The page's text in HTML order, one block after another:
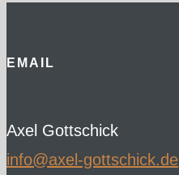
EMAIL
Axel Gottschick
ed.kcihcsttog-lexa@ofni